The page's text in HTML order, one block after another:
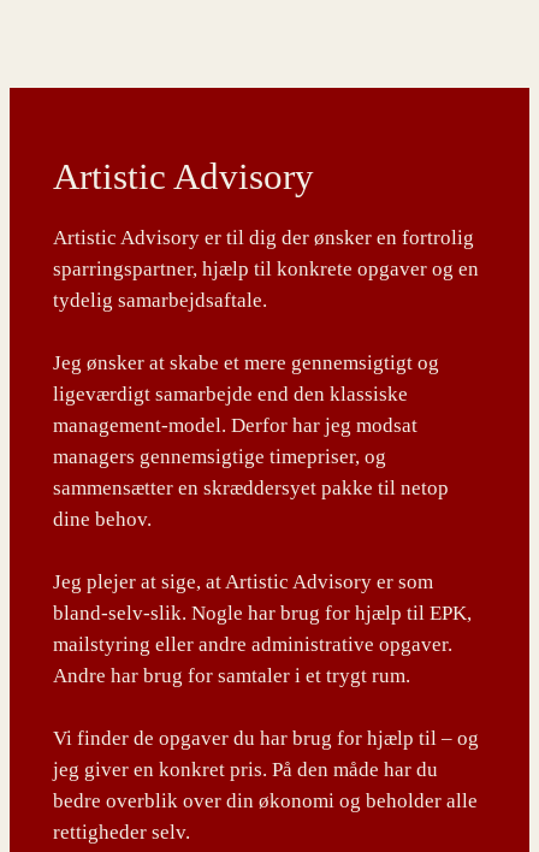
Artistic Advisory
Artistic Advisory er til dig der ønsker en fortrolig
sparringspartner, hjælp til konkrete opgaver og en
tydelig samarbejdsaftale.
Jeg ønsker at skabe et mere gennemsigtigt og
ligeværdigt samarbejde end den klassiske
management-model. Derfor har jeg modsat
managers gennemsigtige timepriser, og
sammensætter en skræddersyet pakke til netop
dine behov.
Jeg plejer at sige, at Artistic Advisory er som
bland-selv-slik. Nogle har brug for hjælp til EPK,
mailstyring eller andre administrative opgaver.
Andre har brug for samtaler i et trygt rum.
Vi finder de opgaver du har brug for hjælp til – og
jeg giver en konkret pris. På den måde har du
bedre overblik over din økonomi og beholder alle
rettigheder selv.